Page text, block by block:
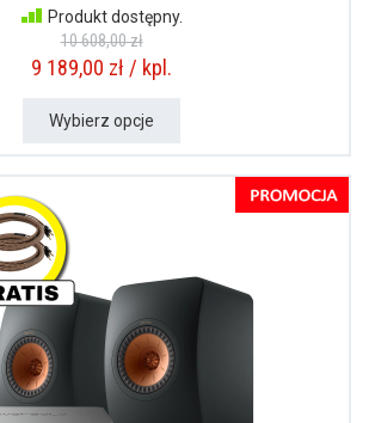
Produkt dostępny.
10 608,00 zł
9 189,00 zł / kpl.
Wybierz opcje